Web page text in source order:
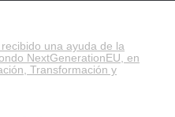
una ayuda de la
NextGenerationEU, en
Transformación y